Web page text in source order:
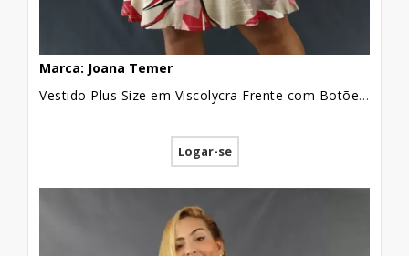
Marca: Joana Temer
Vestido Plus Size em Viscolycra Frente com Botões Geométrico Rosa e Vinho [2011137]
Logar-se